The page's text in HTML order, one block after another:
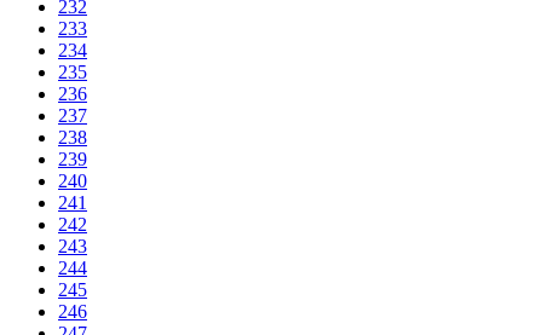
232
233
234
235
236
237
238
239
240
241
242
243
244
245
246